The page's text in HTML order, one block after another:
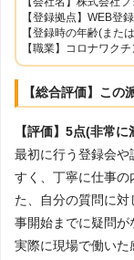
【登録拠点】WEB登録
【登録時の年齢(また
【職業】コロナワク
【総合評価】この
【評価】5点(非常
最初に行う登録会
すく、丁寧に仕事の
た、自分の質問に
事開始までに疑問が
実際に現場で働いた